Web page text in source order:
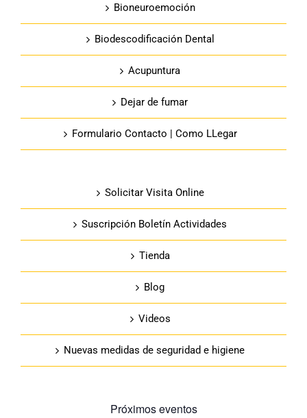
Bioneuroemoción
Biodescodificación Dental
Acupuntura
Dejar de fumar
Formulario Contacto | Como LLegar
Solicitar Visita Online
Suscripción Boletín Actividades
Tienda
Blog
Videos
Nuevas medidas de seguridad e higiene
Próximos eventos